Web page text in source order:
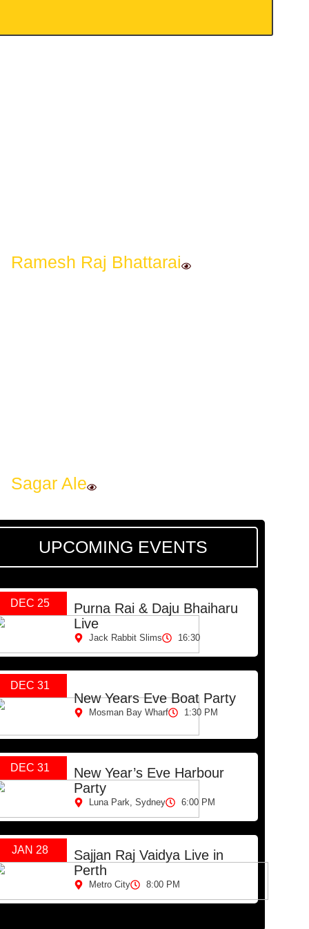
Ramesh Raj Bhattarai
Sagar Ale
UPCOMING EVENTS
DEC 25
Purna Rai & Daju Bhaiharu
Live
Jack Rabbit Slims 16:30
DEC 31
New Years Eve Boat Party
Mosman Bay Wharf 1:30 PM
DEC 31
New Year’s Eve Harbour
Party
Luna Park, Sydney 6:00 PM
JAN 28
Sajjan Raj Vaidya Live in
Perth
Metro City 8:00 PM